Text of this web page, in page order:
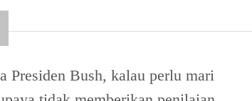
Presiden Bush, kalau perlu mari